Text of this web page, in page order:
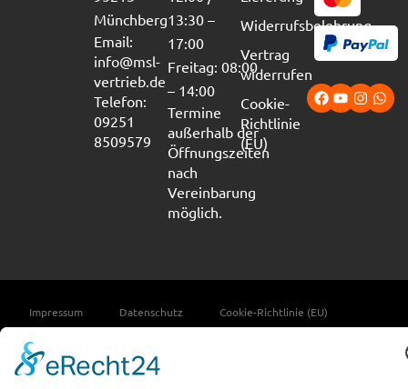
Münchberg
Email:
info@msl-
vertrieb.de
Telefon:
09251
8509579
13:30 –
17:00
Freitag: 08:00
– 14:00
Termine
außerhalb der
Öffnungszeiten
nach
Vereinbarung
möglich.
Widerrufsbelehrung
Vertrag
widerrufen
Cookie-
Richtlinie
(EU)
Impressum Datenschutz Cookie-Richtlinie (EU)
Erklärung zur Barrierefreiheit